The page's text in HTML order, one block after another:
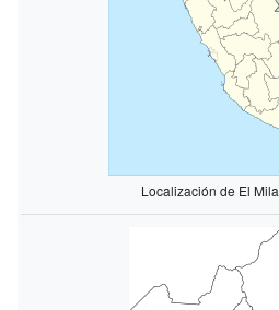
Localización de El